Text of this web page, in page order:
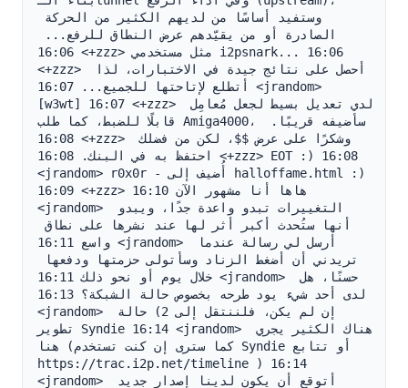
16:06 <+zzz> مثل مستخدمي i2psnark... 16:06
<+zzz> أحصل على نتائج جيدة في الاختبارات، لذا
أتطلع لإتاحتها للجميع... 16:07 <jrandom>
[w3wt] 16:07 <+zzz> لدي تعديل بسيط لجعل مُعامِل
قابلًا للضبط، كما طلب Amiga4000، سأضيفه قريبًا.
16:08 <+zzz> وشكرًا على عرض $$، لكن من فضلك
احتفظ به في البنك. 16:08 <+zzz> EOT :) 16:08
<jrandom> r0x0r - أُضيف إلى halloffame.html :)
16:09 <+zzz> هاها أنا مشهور الآن 16:10
<jrandom> التغييرات تبدو واعدة جدًا، ويبدو
واسع 16:11 <jrandom> أرسل لي رسالة عندما
خلال يوم أو نحو ذلك 16:11 <jrandom> حسنًا، هل
لدى أحد شيء يود طرحه بخصوص حالة الشبكة؟ 16:13
<jrandom> إن لم يكن، فلننتقل إلى 2) حالة
تطوير Syndie 16:14 <jrandom> هناك الكثير يجري
هنا (كما سترى إن كنت تستخدم Syndie أو تتابع
https://trac.i2p.net/timeline ) 16:14
<jrandom> أتوقع أن يكون لدينا إصدار جديد